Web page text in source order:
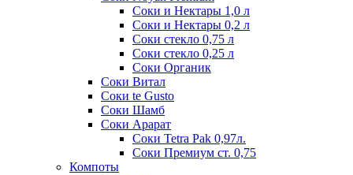
Соки и Нектары 1,0 л
Соки и Нектары 0,2 л
Соки стекло 0,75 л
Соки стекло 0,25 л
Соки Органик
Соки Витал
Соки te Gusto
Соки Шамб
Соки Арарат
Соки Tetra Pak 0,97л.
Соки Премиум ст. 0,75
Компоты